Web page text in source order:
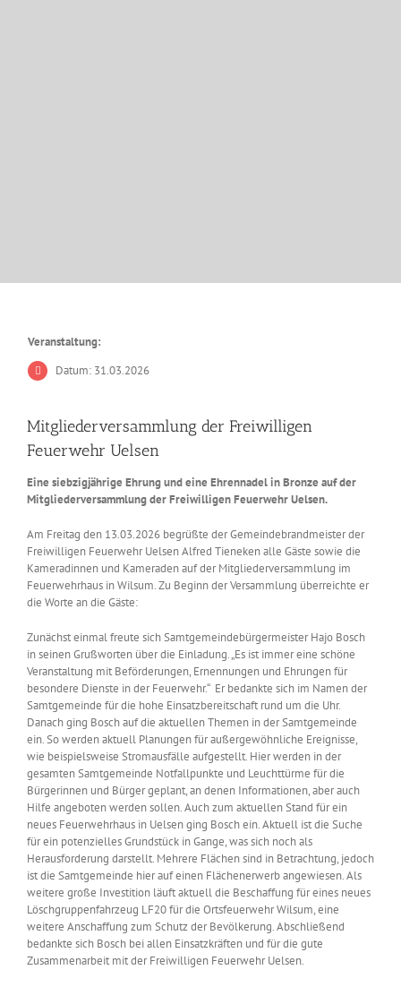
Veranstaltung:
Datum: 31.03.2026
Mitgliederversammlung der Freiwilligen
Feuerwehr Uelsen
Eine siebzigjährige Ehrung und eine Ehrennadel in Bronze auf der
Mitgliederversammlung der Freiwilligen Feuerwehr Uelsen.
Am Freitag den 13.03.2026 begrüßte der Gemeindebrandmeister der
Freiwilligen Feuerwehr Uelsen Alfred Tieneken alle Gäste sowie die
Kameradinnen und Kameraden auf der Mitgliederversammlung im
Feuerwehrhaus in Wilsum. Zu Beginn der Versammlung überreichte er
die Worte an die Gäste:
Zunächst einmal freute sich Samtgemeindebürgermeister Hajo Bosch
in seinen Grußworten über die Einladung. „Es ist immer eine schöne
Veranstaltung mit Beförderungen, Ernennungen und Ehrungen für
besondere Dienste in der Feuerwehr.“ Er bedankte sich im Namen der
Samtgemeinde für die hohe Einsatzbereitschaft rund um die Uhr.
Danach ging Bosch auf die aktuellen Themen in der Samtgemeinde
ein. So werden aktuell Planungen für außergewöhnliche Ereignisse,
wie beispielsweise Stromausfälle aufgestellt. Hier werden in der
gesamten Samtgemeinde Notfallpunkte und Leuchttürme für die
Bürgerinnen und Bürger geplant, an denen Informationen, aber auch
Hilfe angeboten werden sollen. Auch zum aktuellen Stand für ein
neues Feuerwehrhaus in Uelsen ging Bosch ein. Aktuell ist die Suche
für ein potenzielles Grundstück in Gange, was sich noch als
Herausforderung darstellt. Mehrere Flächen sind in Betrachtung, jedoch
ist die Samtgemeinde hier auf einen Flächenerwerb angewiesen. Als
weitere große Investition läuft aktuell die Beschaffung für eines neues
Löschgruppenfahrzeug LF20 für die Ortsfeuerwehr Wilsum, eine
weitere Anschaffung zum Schutz der Bevölkerung. Abschließend
bedankte sich Bosch bei allen Einsatzkräften und für die gute
Zusammenarbeit mit der Freiwilligen Feuerwehr Uelsen.